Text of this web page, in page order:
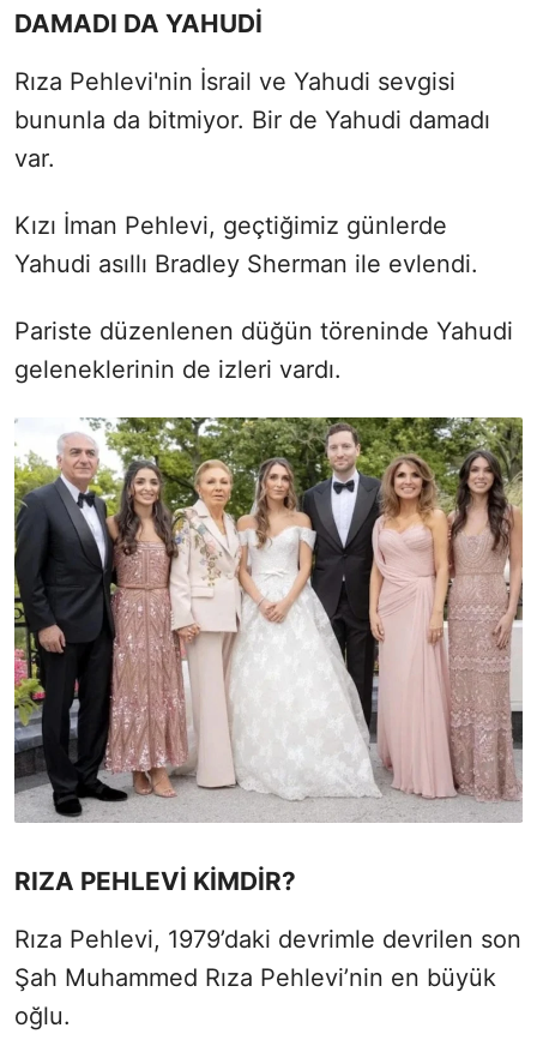
DAMADI DA YAHUDİ
Rıza Pehlevi'nin İsrail ve Yahudi sevgisi
bununla da bitmiyor. Bir de Yahudi damadı
var.
Kızı İman Pehlevi, geçtiğimiz günlerde
Yahudi asıllı Bradley Sherman ile evlendi.
Pariste düzenlenen düğün töreninde Yahudi
geleneklerinin de izleri vardı.
RIZA PEHLEVİ KİMDİR?
Rıza Pehlevi, 1979’daki devrimle devrilen son
Şah Muhammed Rıza Pehlevi’nin en büyük
oğlu.